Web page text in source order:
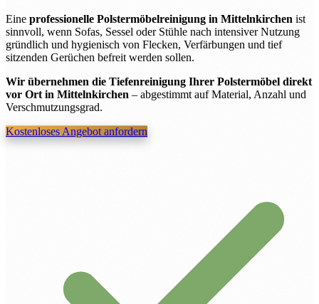
Eine professionelle Polstermöbelreinigung in Mittelnkirchen ist
sinnvoll, wenn Sofas, Sessel oder Stühle nach intensiver Nutzung
gründlich und hygienisch von Flecken, Verfärbungen und tief
sitzenden Gerüchen befreit werden sollen.
Wir übernehmen die Tiefenreinigung Ihrer Polstermöbel direkt
vor Ort in Mittelnkirchen – abgestimmt auf Material, Anzahl und
Verschmutzungsgrad.
Kostenloses Angebot anfordern